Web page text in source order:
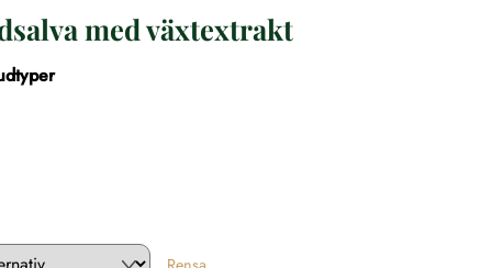
med växtextrakt